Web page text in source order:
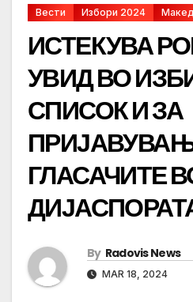
Вести Избори 2024
ИСТЕКУВА
УВИД ВО
СПИСОК И ЗА
ГЛАСАЧИТЕ
By Radovis News
MAR 18, 2024